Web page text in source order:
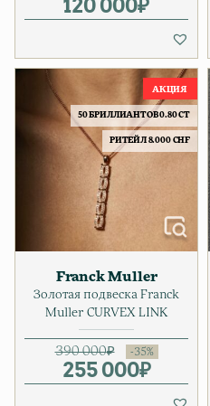
120 000₽
50 БРИЛЛИАНТОВ 0.80 CT
РИТЕЙЛ 8.000 CHF
Franck Muller
Золотая подвеска Franck
Muller CURVEX LINK
390 000₽
255 000₽
Текущая